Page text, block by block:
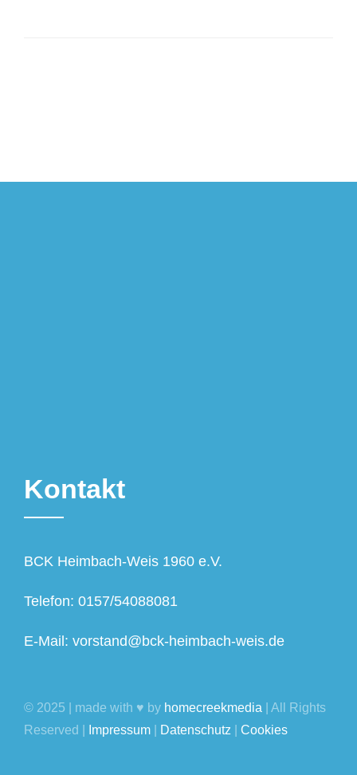
Kontakt
BCK Heimbach-Weis 1960 e.V.
Telefon: 0157/54088081
E-Mail: vorstand@bck-heimbach-weis.de
© 2025 | made with ♥ by homecreekmedia | All Rights
Reserved |
Impressum Datenschutz Cookies